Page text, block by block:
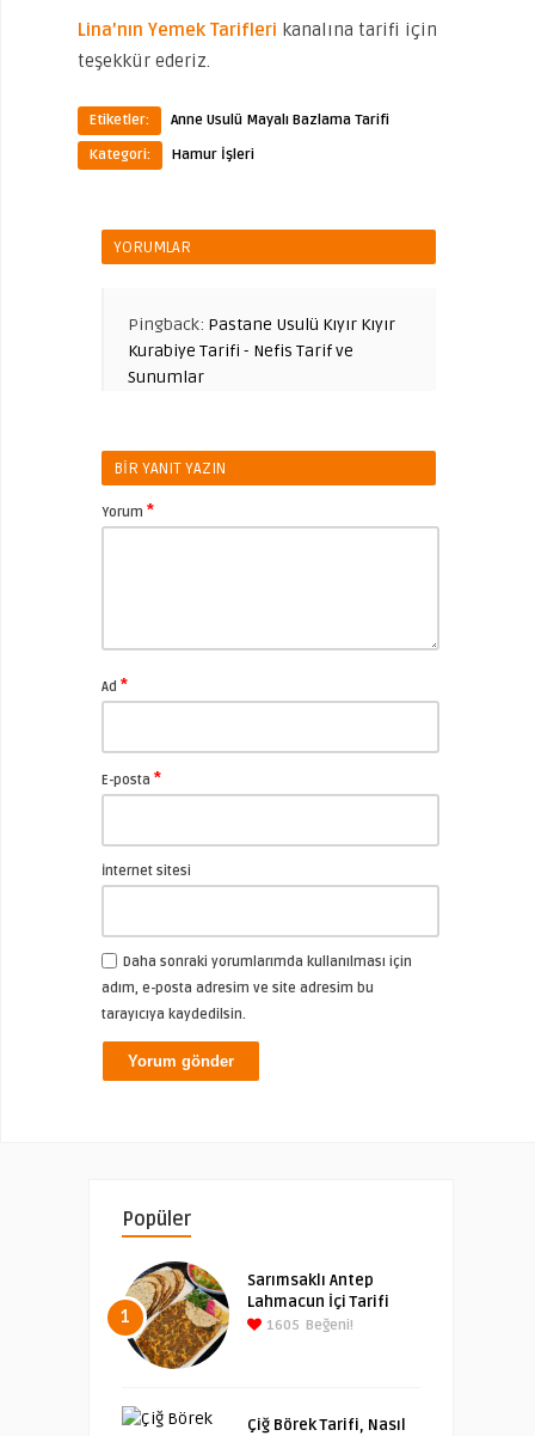
Lina’nın Yemek Tarifleri kanalına tarifi için
teşekkür ederiz.
Etiketler:
Anne Usulü Mayalı Bazlama Tarifi
Kategori:
Hamur İşleri
YORUMLAR
Pingback: Pastane Usulü Kıyır Kıyır
Kurabiye Tarifi - Nefis Tarif ve
Sunumlar
BIR YANIT YAZIN
Yorum *
Ad *
E-posta *
İnternet sitesi
Daha sonraki yorumlarımda kullanılması için
adım, e-posta adresim ve site adresim bu
tarayıcıya kaydedilsin.
Popüler
1
Sarımsaklı Antep
Lahmacun İçi Tarifi
1605 Beğeni!
Çiğ Börek Tarifi, Nasıl